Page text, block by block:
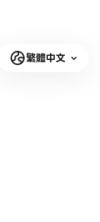
繁體中文